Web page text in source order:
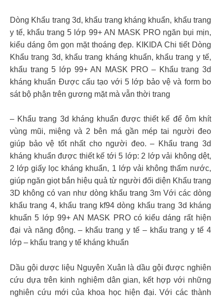
Dòng Khẩu trang 3d, khẩu trang kháng khuẩn, khẩu trang
y tế, khẩu trang 5 lớp 99+ AN MASK PRO ngăn bụi mịn,
kiểu dáng ôm gọn mặt thoáng đẹp. KIKIDA Chi tiết Dòng
Khẩu trang 3d, khẩu trang kháng khuẩn, khẩu trang y tế,
khẩu trang 5 lớp 99+ AN MASK PRO – Khẩu trang 3d
kháng khuẩn Được cấu tạo với 5 lớp bảo vệ và form bo
sát bộ phận trên gương mặt mà vẫn thời trang
– Khẩu trang 3d kháng khuẩn được thiết kế để ôm khít
vùng mũi, miệng và 2 bên má gần mép tai người đeo
giúp bảo vệ tốt nhất cho người đeo. – Khẩu trang 3d
kháng khuẩn được thiết kế tới 5 lớp: 2 lớp vải không dệt,
2 lớp giấy lọc kháng khuẩn, 1 lớp vải không thấm nước,
giúp ngăn giọt bắn hiệu quả từ người đối diện Khẩu trang
3D không có van như dòng khẩu trang 3m Với các dòng
khẩu trang 4, khẩu trang kf94 dòng khẩu trang 3d kháng
khuẩn 5 lớp 99+ AN MASK PRO có kiểu dáng rất hiện
đại và năng động. – khẩu trang y tế – khẩu trang y tế 4
lớp – khẩu trang y tế kháng khuẩn
Dầu gội dược liệu Nguyên Xuân là dầu gội được nghiên
cứu dựa trên kinh nghiệm dân gian, kết hợp với những
nghiên cứu mới của khoa học hiện đại. Với các thành